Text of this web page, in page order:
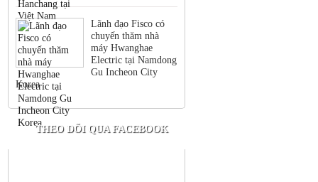
Lãnh đạo Fisco có
chuyến thăm nhà
máy Hwanghae
Electric tại Namdong
Gu Incheon City
Korea
THEO DÕI QUA FACEBOOK